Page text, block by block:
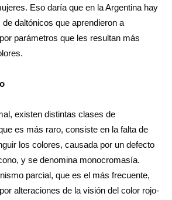
Eso daría que en la Argentina hay
daltónicos que aprendieron a
parámetros que les resultan más
existen distintas clases de
es más raro, consiste en la falta de
los colores, causada por un defecto
y se denomina monocromasía.
parcial, que es el más frecuente,
alteraciones de la visión del color rojo-